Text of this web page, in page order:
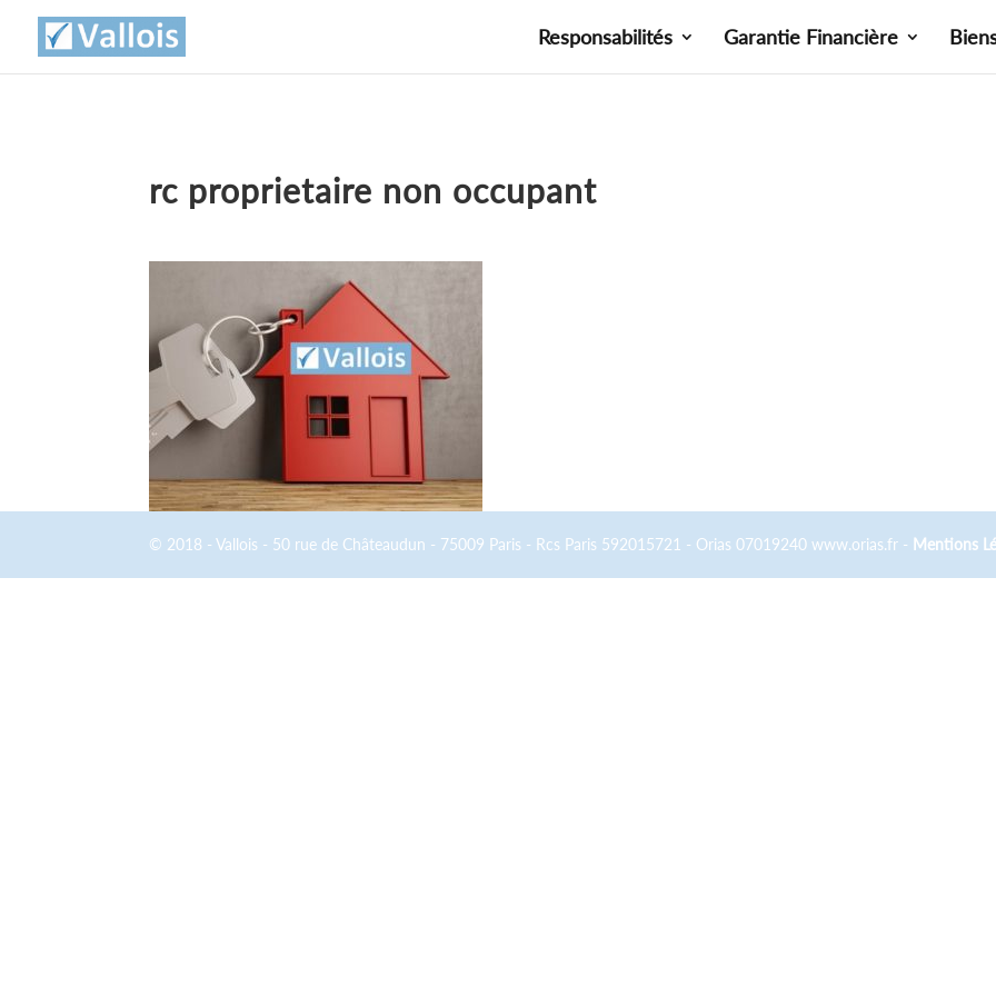
Responsabilités Garantie Financière
rc proprietaire non occupant
© 2018 - Vallois - 50 rue de Châteaudun - 75009 Paris - Rcs Paris 592015721 - Orias 07019240 www.orias.fr - Mentions